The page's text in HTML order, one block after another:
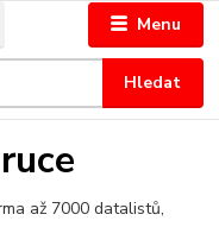
Menu
Hledat
až 7000 datalistů,